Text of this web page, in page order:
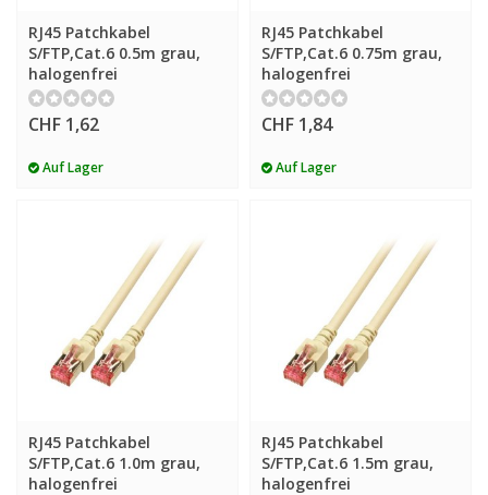
RJ45 Patchkabel
S/FTP,Cat.6 0.5m grau,
halogenfrei
CHF 1,62
Auf Lager
RJ45 Patchkabel
S/FTP,Cat.6 0.75m grau,
halogenfrei
CHF 1,84
Auf Lager
RJ45 Patchkabel
S/FTP,Cat.6 1.0m grau,
halogenfrei
RJ45 Patchkabel
S/FTP,Cat.6 1.5m grau,
halogenfrei